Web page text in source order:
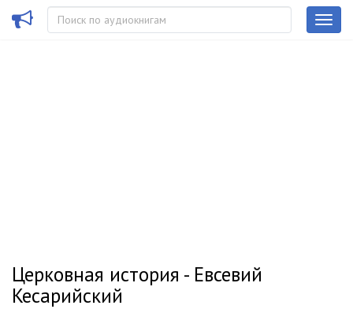
Церковная история - Евсевий
Кесарийский